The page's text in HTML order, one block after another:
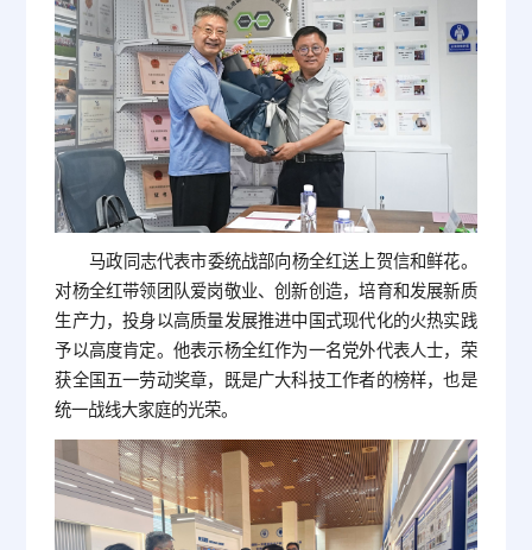
马政同志代表市委统战部向杨全红送上贺信和鲜花。
对杨全红带领团队爱岗敬业、创新创造，培育和发展新质
生产力，投身以高质量发展推进中国式现代化的火热实践
予以高度肯定。他表示杨全红作为一名党外代表人士，荣
获全国五一劳动奖章，既是广大科技工作者的榜样，也是
统一战线大家庭的光荣。